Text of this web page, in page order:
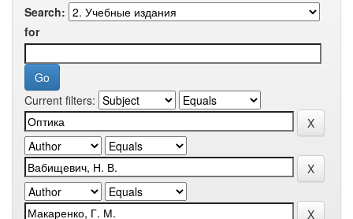
Search:
for
Current filters: